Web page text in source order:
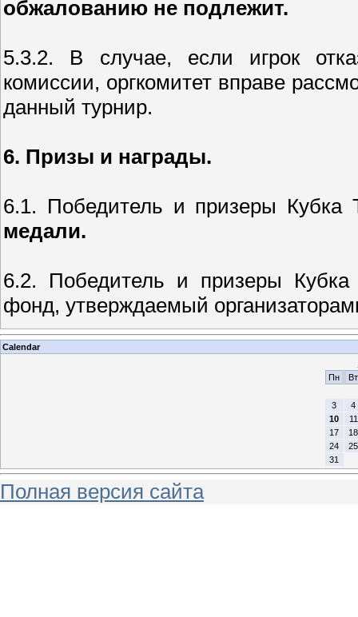
обжалованию не подлежит.
5.3.2. В случае, если игрок
комиссии, оргкомитет вправе
данный турнир.
6. Призы и награды.
6.1. Победитель и призеры Кубка
медали.
6.2. Победитель и призеры Кубка
фонд, утверждаемый
Calendar
Пн
Вт
3
4
10
11
17
18
24
25
31
Полная версия сайта